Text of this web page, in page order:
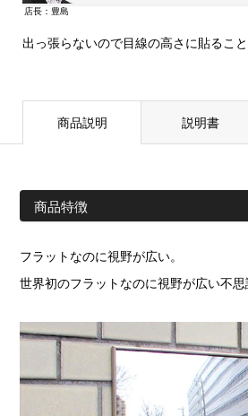
出っ張らないので目線の高さに貼るこ
商品説明 説明書
商品特徴
フラットなのに視野が広い。
世界初のフラットなのに視野が広い不思